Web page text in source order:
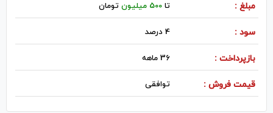
مبلغ : تا500 میلیون تومان
سود : 4 درصد
بازپرداخت : 36 ماهه
قیمت فروش : توافقی